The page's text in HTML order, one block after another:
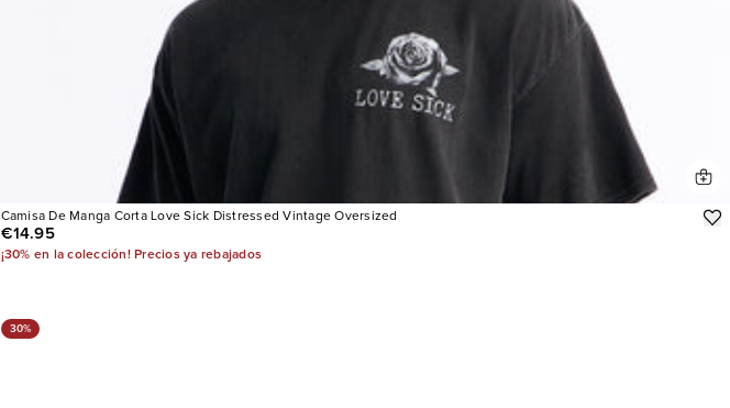
Camisa De Manga Corta Love Sick Distressed Vintage Oversized
€14.95
¡30% en la colección! Precios ya rebajados
30%